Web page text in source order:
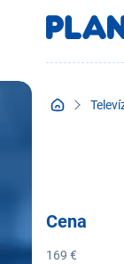
Cena
169 €